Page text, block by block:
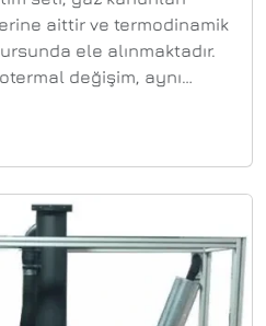
aittir ve termodinamik
ele alınmaktadır.
değişim, aynı
gerçekleşir.
gözlemlenmesini
hacmi, bir kompresör
arttırılır. Bu, izotermal bir
Kompresör aynı
olarak da çalışabilir.
gelirse, durum